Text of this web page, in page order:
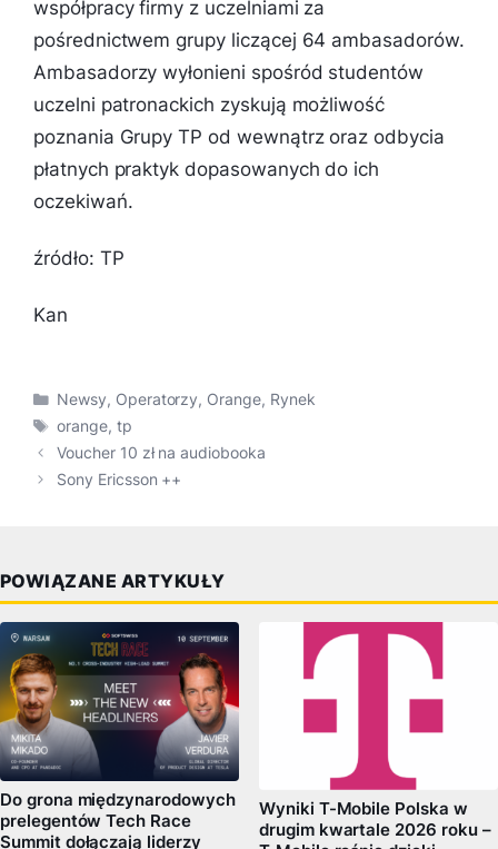
współpracy firmy z uczelniami za
pośrednictwem grupy liczącej 64 ambasadorów.
Ambasadorzy wyłonieni spośród studentów
uczelni patronackich zyskują możliwość
poznania Grupy TP od wewnątrz oraz odbycia
płatnych praktyk dopasowanych do ich
oczekiwań.
źródło: TP
Kan
Kategorie
Newsy, Operatorzy, Orange, Rynek
Tagi
orange, tp
Voucher 10 zł na audiobooka
Sony Ericsson ++
POWIĄZANE ARTYKUŁY
Do grona międzynarodowych
prelegentów Tech Race
Summit dołączają liderzy
Wyniki T-Mobile Polska w
drugim kwartale 2026 roku –